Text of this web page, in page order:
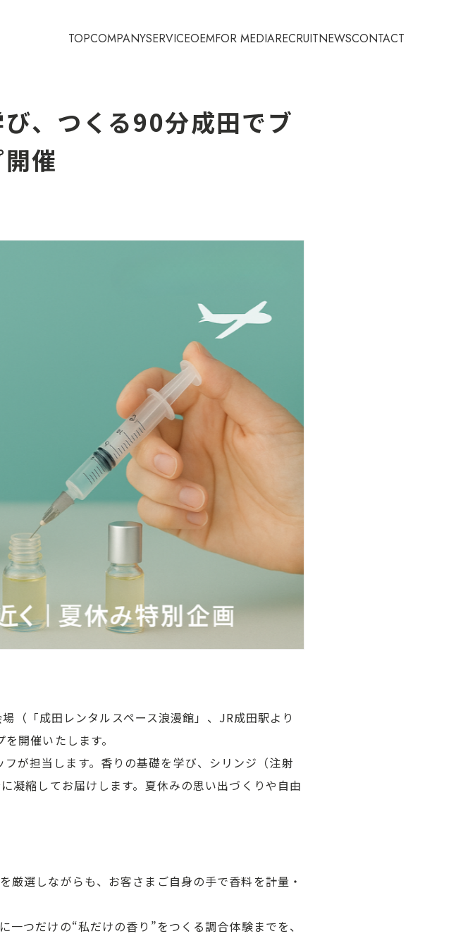
TOPCOMPANYSERVICEOEMFOR MEDIARECRUITNEWSCONTACT
び、つくる90分成田でブ
催
（「成田レンタルスペース浪漫館」、JR成田駅より
開催いたします。
が担当します。香りの基礎を学び、シリンジ（注射
凝縮してお届けします。夏休みの思い出づくりや自由
選しながらも、お客さまご自身の手で香料を計量・
つだけの“私だけの香り”をつくる調合体験までを、